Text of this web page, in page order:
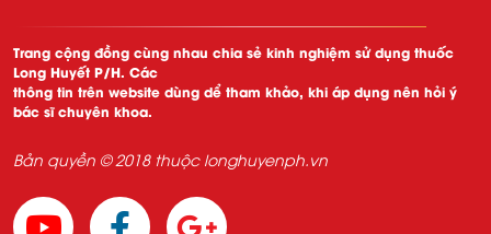
Trang cộng đồng cùng nhau chia sẻ kinh nghiệm sử dụng thuốc
Long Huyết P/H. Các
thông tin trên website dùng dể tham khảo, khi áp dụng nên hỏi ý
bác sĩ chuyên khoa.
Bản quyền © 2018 thuộc longhuyenph.vn